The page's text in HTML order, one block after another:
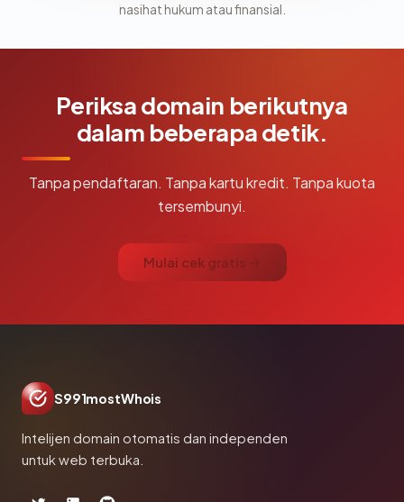
nasihat hukum atau finansial.
Periksa domain berikutnya
dalam beberapa detik.
Tanpa pendaftaran. Tanpa kartu kredit. Tanpa kuota
tersembunyi.
Mulai cek gratis →
S991mostWhois
Intelijen domain otomatis dan independen
untuk web terbuka.